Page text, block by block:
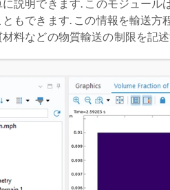
説明できます. このモジュール
もできます. この情報を輸送方
料などの物質輸送の制限を記